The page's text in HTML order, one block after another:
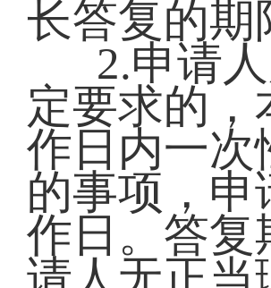
长答复的期
2.申请
定要求的
作日内一次
的事项，申
作日。答复